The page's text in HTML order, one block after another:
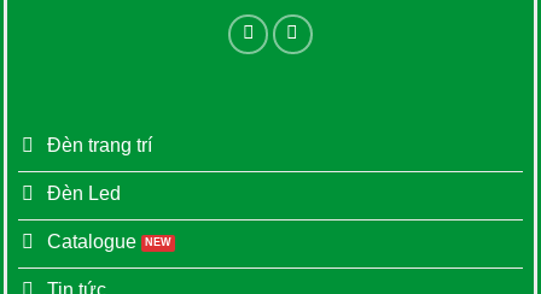
Đèn trang trí
Đèn Led
Catalogue
Tin tức